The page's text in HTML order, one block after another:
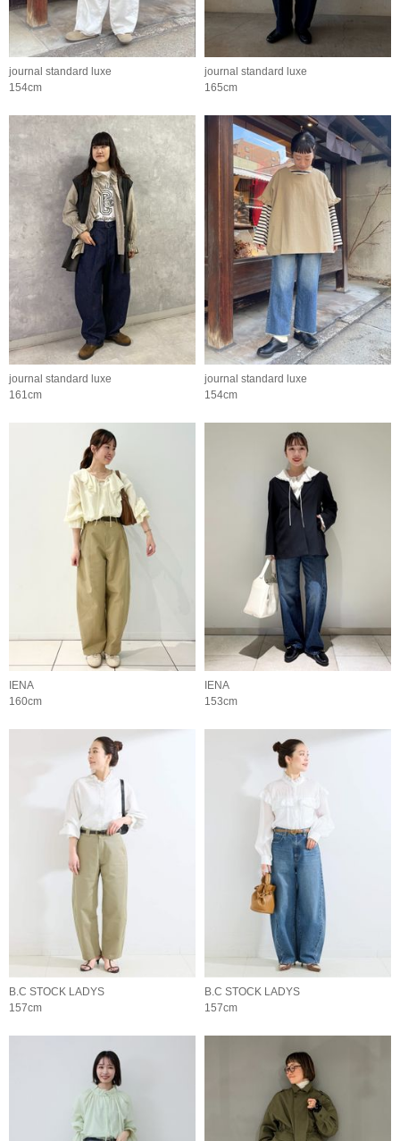
journal standard luxe
154cm
journal standard luxe
165cm
journal standard luxe
161cm
journal standard luxe
154cm
IENA
160cm
IENA
153cm
B.C STOCK LADYS
157cm
B.C STOCK LADYS
157cm